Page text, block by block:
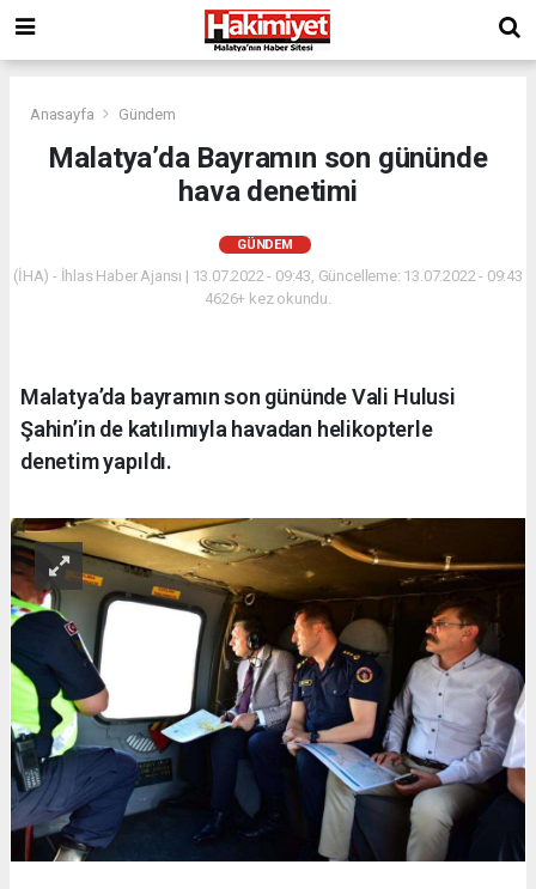
Anasayfa Gündem
Malatya’da Bayramın son gününde
hava denetimi
GÜNDEM
(İHA) - İhlas Haber Ajansı | 13.07.2022 - 09:43, Güncelleme: 13.07.2022 - 09:43
4626+ kez okundu.
Malatya’da bayramın son gününde Vali Hulusi
Şahin’in de katılımıyla havadan helikopterle
denetim yapıldı.